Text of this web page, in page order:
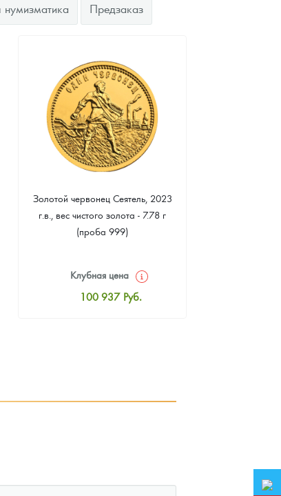
нумизматика Предзаказ
Золотой червонец Сеятель, 2023
г.в., вес чистого золота - 7.78 г
(проба 999)
Клубная цена
100 937 Руб.